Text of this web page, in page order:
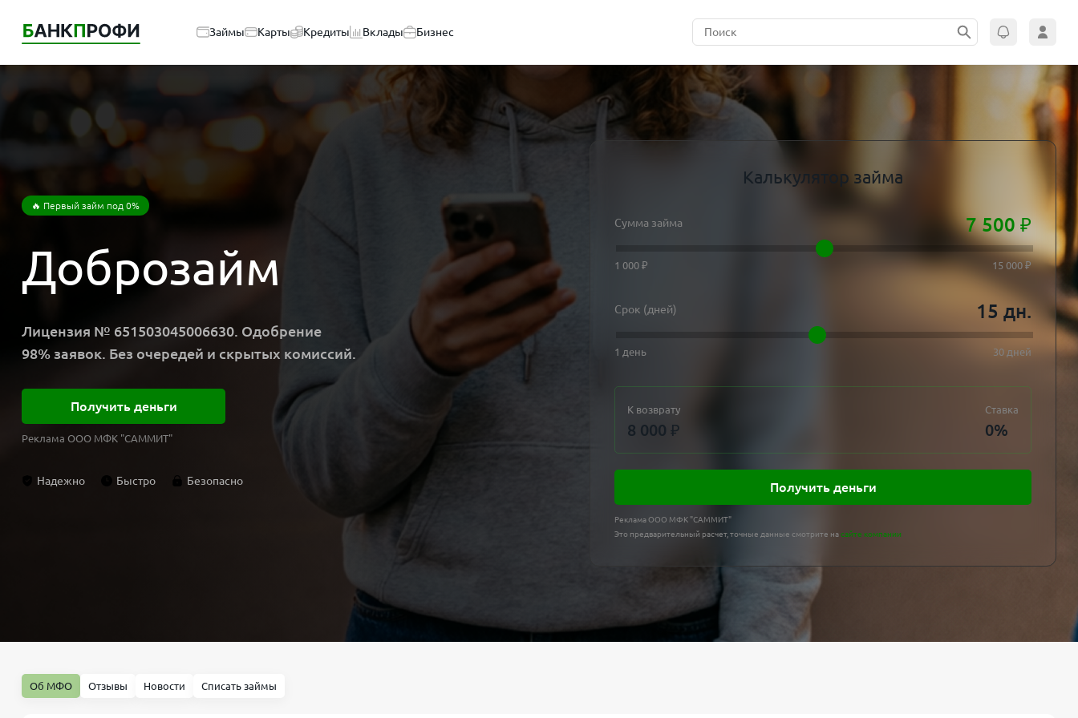
Займы Карты Кредиты Вклады Бизнес
🔥 Первый займ под 0%
Доброзайм
Лицензия № 651503045006630. Одобрение
98% заявок. Без очередей и скрытых комиссий.
Получить деньги
Реклама ООО МФК "САММИТ"
Надежно Быстро Безопасно
Калькулятор займа
Сумма займа 7 500 ₽
1 000 ₽ 15 000 ₽
Срок (дней) 15 дн.
1 день 30 дней
К возврату
8 000 ₽
Ставка
0%
Получить деньги
Реклама ООО МФК "САММИТ"
Это предварительный расчет, точные данные смотрите насайте компании
Об МФО Отзывы Новости Списать займы